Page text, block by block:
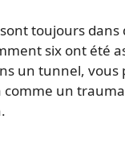
toujours dans
six ont été
un tunnel, vous
comme un